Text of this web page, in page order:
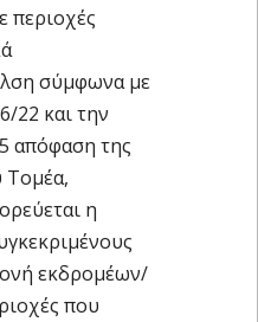
σύμφωνα με
22 και την
απόφαση της
Τομέα,
η
εκδρομέων/
που